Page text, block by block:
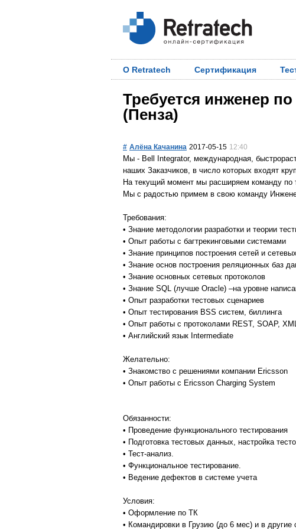
О Retratech Сертификация
Требуется инженер
(Пенза)
# Алёна Качанина 2017-05-15 12:40
Мы - Bell Integrator, международная,
наших Заказчиков, в число которых входят
На текущий момент мы расширяем команду по
Мы с радостью примем в свою команду
Требования:
• Знание методологии разработки и теории
• Опыт работы с багтрекинговыми системами
• Знание принципов построения сетей и
• Знание основ построения реляционных баз
• Знание основных сетевых протоколов
• Знание SQL (лучше Oracle) –на уровне
• Опыт разработки тестовых сценариев
• Опыт тестирования BSS систем, биллинга
• Опыт работы с протоколами REST, SOAP,
• Английский язык Intermediate
Желательно:
• Знакомство с решениями компании Ericsson
• Опыт работы с Ericsson Charging System
Обязанности:
• Проведение функционального тестирования
• Подготовка тестовых данных, настройка
• Тест-анализ.
• Функциональное тестирование.
• Ведение дефектов в системе учета
Условия:
• Оформление по ТК
• Командировки в Грузию (до 6 мес) и в другие